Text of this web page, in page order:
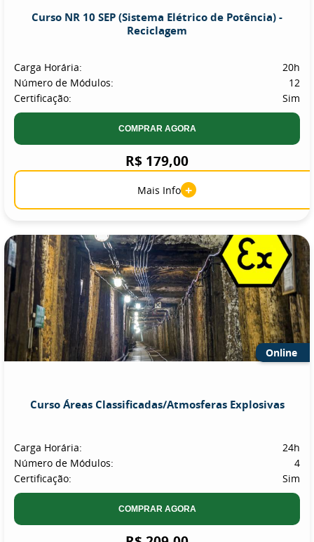
Curso NR 10 SEP (Sistema Elétrico de Potência) -
Reciclagem
Carga Horária:
20h
Número de Módulos:
12
Certificação:
Sim
COMPRAR AGORA
R$ 179,00
Mais Info +
Online
Curso Áreas Classificadas/Atmosferas Explosivas
Carga Horária:
24h
Número de Módulos:
4
Certificação:
Sim
COMPRAR AGORA